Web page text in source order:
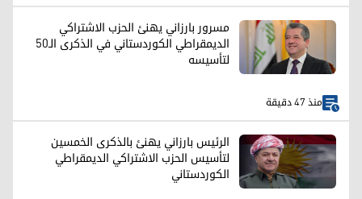
مسرور بارزاني يهنئ الحزب الاشتراكي
الديمقراطي الكوردستاني في الذكرى الـ50
لتأسيسه
منذ 47 دقيقة
الرئيس بارزاني يهنئ بالذكرى الخمسين
لتأسيس الحزب الاشتراکي الديمقراطي
الكوردستاني